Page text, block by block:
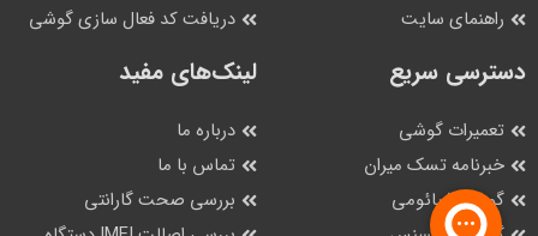
راهنمای سایت
دریافت کد فعال سازی گوشی
دسترسی سریع
تعمیرات گوشی
خبرنامه تسک میران
گوشی شیائومی
لینک‌های مفید
درباره ما
تماس با ما
بررسی صحت گارانتی